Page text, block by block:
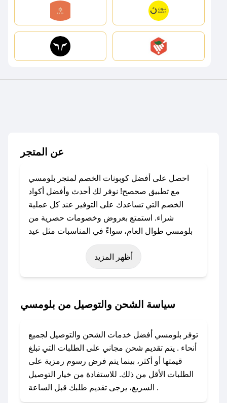
عن المتجر
احصل على أفضل كوبونات الخصم لمتجر بلومسي
مع تطبيق صحصح! نوفر لك أحدث وأفضل أكواد
الخصم التي تساعدك على التوفير عند كل عملية
شراء. استمتع بعروض وخصومات حصرية من
بلومسي طوال العام، سواءً في المناسبات مثل عيد
الفطر، عيد الأضحى، الجمعة البيضاء (شهر نوفمبر)،
رمضان، اليوم الوطني، يوم التأسيس، أو حتى عروض
باستخدام تطبيق صحصح، يمكنك العثور بسهولة على
تواصل معنا عبر تويتر أو البريد الإلكتروني لإضافته
بسرعة.
### كيفية استخدام كود خصم بلومسي؟
1. انسخ كود الخصم من تطبيق صحصح.
أظهر المزيد
سياسة الشحن والتوصيل من بلومسي
توفر بلومسي أفضل خدمات الشحن والتوصيل لجميع
أنحاء . يتم تقديم شحن مجاني على الطلبات التي تبلغ
قيمتها أو أكثر، بينما يتم فرض رسوم رمزية على
الطلبات الأقل من ذلك. للاستفادة من خيار التوصيل
السريع، يرجى تقديم طلبك قبل الساعة .